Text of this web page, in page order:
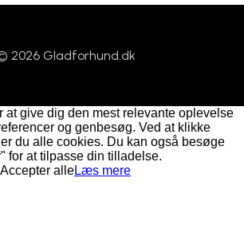
2026 Gladforhund.dk
at give dig den mest relevante oplevelse
og genbesøg. Ved at klikke
du alle cookies. Du kan også besøge
for at tilpasse din tilladelse.
Accepter alleLæs mere